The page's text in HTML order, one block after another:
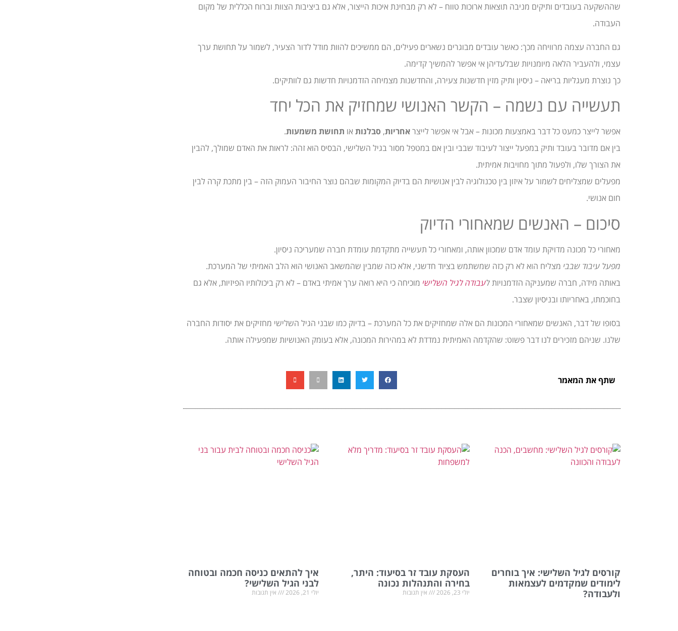
שההשקעה בעובדים ותיקים מניבה תוצאות ארוכות טווח – לא רק מבחינת איכות הייצור, אלא גם ביציבות הצוות וברוח הכללית של מקום
העבודה.
גם החברה עצמה מרוויחה מכך: כאשר עובדים מבוגרים נשארים פעילים, הם ממשיכים להוות מודל לדור הצעיר, לשמור על תחושת ערך
עצמי, ולהעביר הלאה מיומנויות שבלעדיהן אי אפשר להמשיך קדימה.
כך נוצרת מעגליות בריאה – ניסיון ותיק מזין חדשנות צעירה, והחדשנות מצמיחה הזדמנויות חדשות גם לוותיקים.
תעשייה עם נשמה – הקשר האנושי שמחזיק את הכל יחד
אפשר לייצר כמעט כל דבר באמצעות מכונות – אבל אי אפשר לייצראחריות, סבלנות או תחושת משמעות.
בין אם מדובר בעובד ותיק במפעל ייצור לעיבוד שבבי ובין אם במטפל מסור בגיל השלישי, הבסיס הוא זהה: לראות את האדם שמולך, להבין
את הצורך שלו, ולפעול מתוך מחויבות אמיתית.
מפעלים שמצליחים לשמור על איזון בין טכנולוגיה לבין אנושיות הם בדיוק המקומות שבהם נוצר החיבור העמוק הזה – בין מתכת קרה לבין
חום אנושי.
סיכום – האנשים שמאחורי הדיוק
מאחורי כל מכונה מדויקת עומד אדם שמכוון אותה, ומאחורי כל תעשייה מתקדמת עומדת חברה שמעריכה ניסיון.
מפעל עיבוד שבבי מצליח הוא לא רק כזה שמשתמש בציוד חדשני, אלא כזה שמבין שהמשאב האנושי הוא הלב האמיתי של המערכת.
באותה מידה, חברה שמעניקה הזדמנויותלעבודה לגיל השלישי מוכיחה כי היא רואה ערך אמיתי באדם – לא רק ביכולותיו הפיזיות, אלא גם
בחוכמתו, באחריותו ובניסיון שצבר.
בסופו של דבר, האנשים שמאחורי המכונות הם אלה שמחזיקים את כל המערכת – בדיוק כמו שבני הגיל השלישי מחזיקים את יסודות החברה
שלנו. שניהם מזכירים לנו דבר פשוט: שהקדמה האמיתית נמדדת לא במהירות המכונה, אלא בעומק האנושיות שמפעילה אותה.
שתף את המאמר
קורסים לגיל השלישי: איך בוחרים
לימודים שמקדמים לעצמאות
ולעבודה?
העסקת עובד זר בסיעוד: היתר,
בחירה והתנהלות נכונה
יולי 23, 2026 אין תגובות
איך להתאים כניסה חכמה ובטוחה
לבני הגיל השלישי?
יולי 21, 2026 אין תגובות